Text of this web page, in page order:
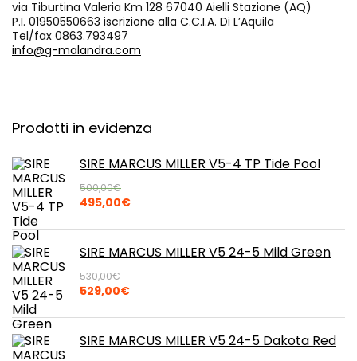
via Tiburtina Valeria Km 128 67040 Aielli Stazione (AQ)
P.I. 01950550663 iscrizione alla C.C.I.A. Di L’Aquila
Tel/fax 0863.793497
info@g-malandra.com
Prodotti in evidenza
SIRE MARCUS MILLER V5-4 TP Tide Pool
500,00€
Il
originale
era:
500,00€.
495,00€Il
attuale
è:
495,00€.
SIRE MARCUS MILLER V5 24-5 Mild Green
530,00€
Il
originale
era:
530,00€.
529,00€Il
attuale
è:
529,00€.
SIRE MARCUS MILLER V5 24-5 Dakota Red